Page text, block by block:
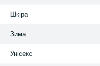
Шкіра
Зима
Унісекс